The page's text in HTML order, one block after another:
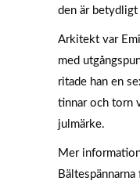
den är betydligt
Arkitekt var
med
ritade han en
tinnar och torn
julmärke.
Mer
Bältespännarna